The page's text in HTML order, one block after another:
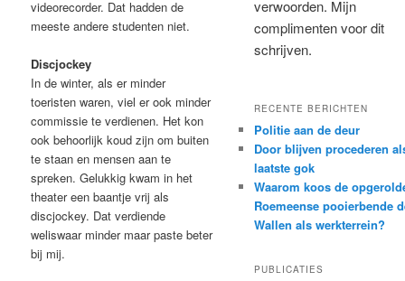
videorecorder. Dat hadden de
meeste andere studenten niet.
Discjockey
In de winter, als er minder
toeristen waren, viel er ook minder
commissie te verdienen. Het kon
ook behoorlijk koud zijn om buiten
te staan en mensen aan te
spreken. Gelukkig kwam in het
theater een baantje vrij als
discjockey. Dat verdiende
weliswaar minder maar paste beter
bij mij.
verwoorden. Mijn
complimenten voor dit
schrijven.
RECENTE BERICHTEN
Politie aan de deur
Door blijven procederen
laatste gok
Waarom koos de
Roemeense pooierbende
Wallen als werkterrein?
PUBLICATIES